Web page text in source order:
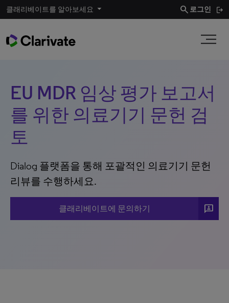
클래리베이트를 알아보세요 search 로그인
EU MDR 임상 평가 보고서
를 위한 의료기기 문헌 검
토
Dialog 플랫폼을 통해 포괄적인 의료기기 문헌
리뷰를 수행하세요.
클래리베이트에 문의하기 3P